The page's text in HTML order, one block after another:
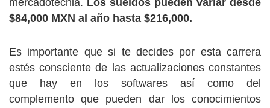
mercadotecnia. Los sueldos pueden variar desde
$84,000 MXN al año hasta $216,000.
Es importante que si te decides por esta carrera
estés consciente de las actualizaciones constantes
que hay en los softwares así como del
complemento que pueden dar los conocimientos